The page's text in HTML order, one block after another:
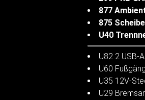
877
875
U40
U82 2 USB-
U60
U35 12V-
U29